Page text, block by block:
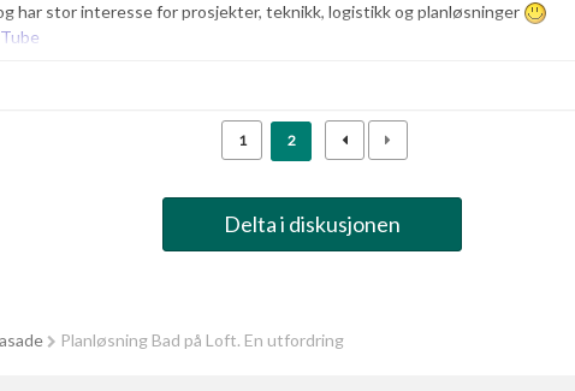
har stor interesse for prosjekter, teknikk, logistikk og planløsninger
1 2
Delta i diskusjonen
Planløsning Bad på Loft. En utfordring